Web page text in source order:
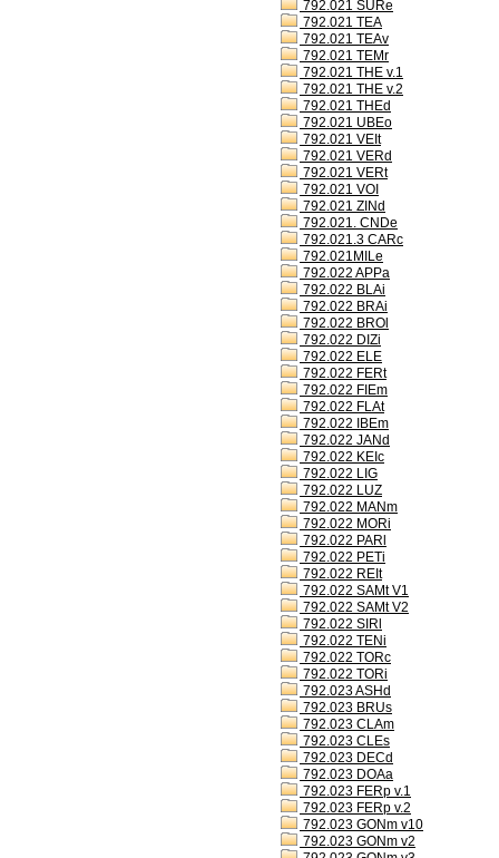
792.021 SURe
792.021 TEA
792.021 TEAv
792.021 TEMr
792.021 THE v.1
792.021 THE v.2
792.021 THEd
792.021 UBEo
792.021 VEIt
792.021 VERd
792.021 VERt
792.021 VOI
792.021 ZINd
792.021. CNDe
792.021.3 CARc
792.021MILe
792.022 APPa
792.022 BLAi
792.022 BRAi
792.022 BROl
792.022 DIZi
792.022 ELE
792.022 FERt
792.022 FIEm
792.022 FLAt
792.022 IBEm
792.022 JANd
792.022 KEIc
792.022 LIG
792.022 LUZ
792.022 MANm
792.022 MORi
792.022 PARl
792.022 PETi
792.022 REIt
792.022 SAMt V1
792.022 SAMt V2
792.022 SIRl
792.022 TENi
792.022 TORc
792.022 TORi
792.023 ASHd
792.023 BRUs
792.023 CLAm
792.023 CLEs
792.023 DECd
792.023 DOAa
792.023 FERp v.1
792.023 FERp v.2
792.023 GONm v10
792.023 GONm v2